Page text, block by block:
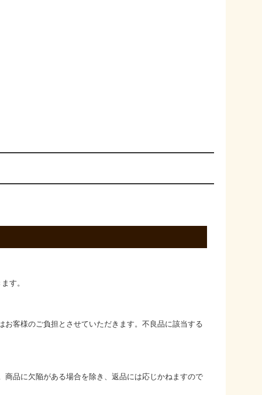
す。
お客様のご負担とさせていただきます。不良品に該当する
商品に欠陥がある場合を除き、返品には応じかねますので